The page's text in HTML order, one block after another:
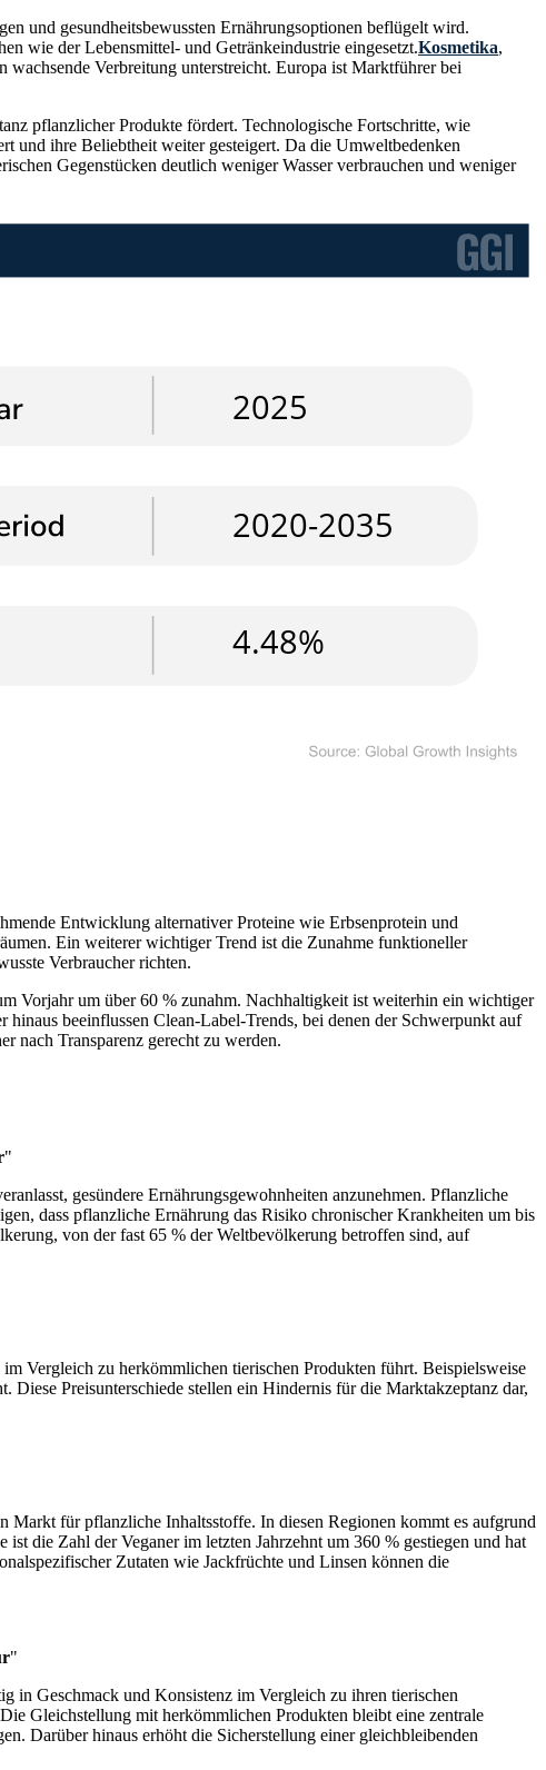
und gesundheitsbewussten Ernährungsoptionen beflügelt wird.
wie der Lebensmittel- und Getränkeindustrie eingesetzt.Kosmetika,
Verbreitung unterstreicht. Europa ist Marktführer bei
pflanzlicher Produkte fördert. Technologische Fortschritte, wie
und ihre Beliebtheit weiter gesteigert. Da die Umweltbedenken
Gegenstücken deutlich weniger Wasser verbrauchen und weniger
Entwicklung alternativer Proteine ​​wie Erbsenprotein und
Ein weiterer wichtiger Trend ist die Zunahme funktioneller
Verbraucher richten.
Vorjahr um über 60 % zunahm. Nachhaltigkeit ist weiterhin ein wichtiger
beeinflussen Clean-Label-Trends, bei denen der Schwerpunkt auf
nach Transparenz gerecht zu werden.
"
gesündere Ernährungsgewohnheiten anzunehmen. Pflanzliche
dass pflanzliche Ernährung das Risiko chronischer Krankheiten um bis
von der fast 65 % der Weltbevölkerung betroffen sind, auf
Vergleich zu herkömmlichen tierischen Produkten führt. Beispielsweise
Preisunterschiede stellen ein Hindernis für die Marktakzeptanz dar,
Markt für pflanzliche Inhaltsstoffe. In diesen Regionen kommt es aufgrund
die Zahl der Veganer im letzten Jahrzehnt um 360 % gestiegen und hat
Zutaten wie Jackfrüchte und Linsen können die
"
in Geschmack und Konsistenz im Vergleich zu ihren tierischen
Gleichstellung mit herkömmlichen Produkten bleibt eine zentrale
Darüber hinaus erhöht die Sicherstellung einer gleichbleibenden